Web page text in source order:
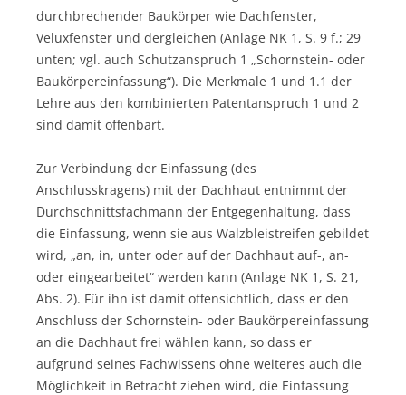
durchbrechender Baukörper wie Dachfenster,
Veluxfenster und dergleichen (Anlage NK 1, S. 9 f.; 29
unten; vgl. auch Schutzanspruch 1 „Schornstein- oder
Baukörpereinfassung“). Die Merkmale 1 und 1.1 der
Lehre aus den kombinierten Patentanspruch 1 und 2
sind damit offenbart.
Zur Verbindung der Einfassung (des
Anschlusskragens) mit der Dachhaut entnimmt der
Durchschnittsfachmann der Entgegenhaltung, dass
die Einfassung, wenn sie aus Walzbleistreifen gebildet
wird, „an, in, unter oder auf der Dachhaut auf-, an-
oder eingearbeitet“ werden kann (Anlage NK 1, S. 21,
Abs. 2). Für ihn ist damit offensichtlich, dass er den
Anschluss der Schornstein- oder Baukörpereinfassung
an die Dachhaut frei wählen kann, so dass er
aufgrund seines Fachwissens ohne weiteres auch die
Möglichkeit in Betracht ziehen wird, die Einfassung